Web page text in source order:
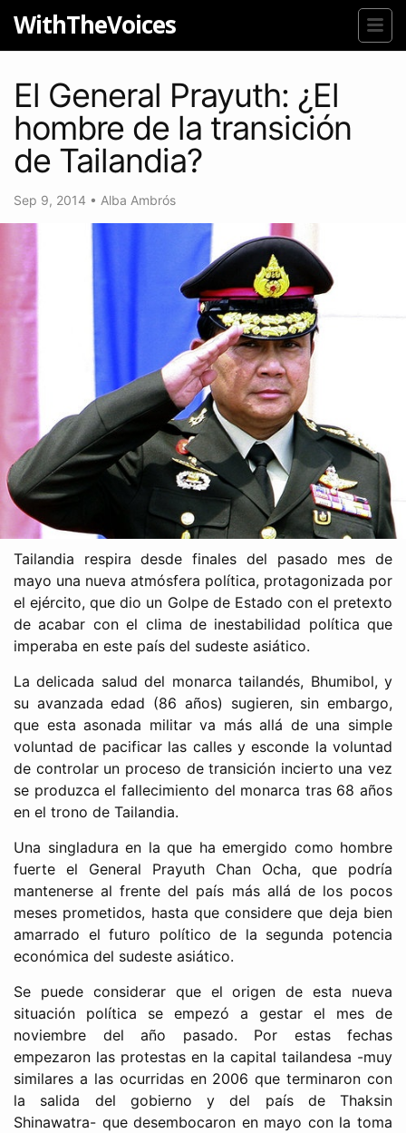
WithTheVoices
El General Prayuth: ¿El
hombre de la transición
de Tailandia?
Sep 9, 2014 • Alba Ambrós
Tailandia respira desde finales del pasado mes de
mayo una nueva atmósfera política, protagonizada por
el ejército, que dio un Golpe de Estado con el pretexto
de acabar con el clima de inestabilidad política que
imperaba en este país del sudeste asiático.
La delicada salud del monarca tailandés, Bhumibol, y
su avanzada edad (86 años) sugieren, sin embargo,
que esta asonada militar va más allá de una simple
voluntad de pacificar las calles y esconde la voluntad
de controlar un proceso de transición incierto una vez
se produzca el fallecimiento del monarca tras 68 años
en el trono de Tailandia.
Una singladura en la que ha emergido como hombre
fuerte el General Prayuth Chan Ocha, que podría
mantenerse al frente del país más allá de los pocos
meses prometidos, hasta que considere que deja bien
amarrado el futuro político de la segunda potencia
económica del sudeste asiático.
Se puede considerar que el origen de esta nueva
situación política se empezó a gestar el mes de
noviembre del año pasado. Por estas fechas
empezaron las protestas en la capital tailandesa -muy
similares a las ocurridas en 2006 que terminaron con
la salida del gobierno y del país de Thaksin
Shinawatra- que desembocaron en mayo con la toma